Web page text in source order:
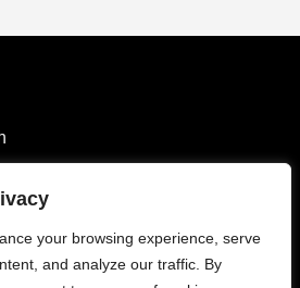
your browsing experience, serve
and analyze our traffic. By